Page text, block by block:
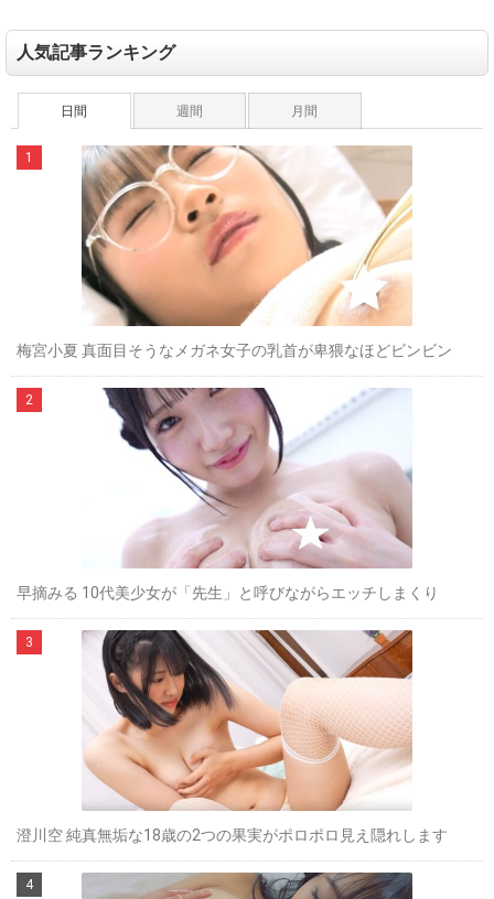
人気記事ランキング
日間 週間 月間
梅宮小夏 真面目そうなメガネ女子の乳首が卑猥なほどビンビン
早摘みる 10代美少女が「先生」と呼びながらエッチしまくり
澄川空 純真無垢な18歳の2つの果実がポロポロ見え隠れします